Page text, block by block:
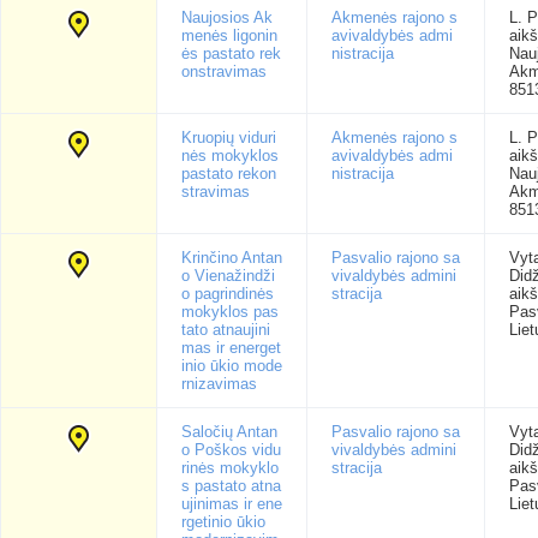
Naujosios Ak
menės ligonin
ės pastato rek
onstravimas
Akmenės rajono s
avivaldybės admi
nistracija
L.
Kruopių viduri
nės mokyklos
pastato rekon
stravimas
Akmenės rajono s
avivaldybės admi
nistracija
L.
Krinčino Antan
o Vienažindži
o pagrindinės
mokyklos pas
tato atnaujini
mas ir energet
inio ūkio mode
rnizavimas
Pasvalio rajono sa
vivaldybės admini
stracija
Saločių Antan
o Poškos vidu
rinės mokyklo
s pastato atna
ujinimas ir ene
rgetinio ūkio
Pasvalio rajono sa
vivaldybės admini
stracija